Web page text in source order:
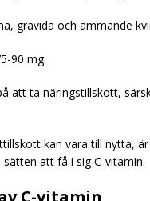
gravida och ammande
90 mg.
att ta näringstillskott,
kan vara till nytta,
att få i sig C-vitamin.
C-vitamin